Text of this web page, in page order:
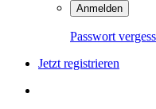
Anmelden
Passwort
Jetzt registrieren